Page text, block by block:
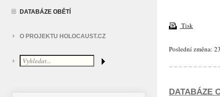
DATABÁZE OBĚTÍ
O PROJEKTU HOLOCAUST.CZ
Tisk
Poslední změna:
DATABÁZE